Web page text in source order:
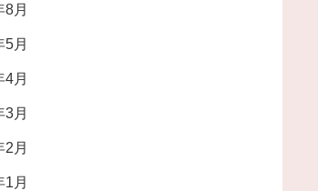
8月
5月
4月
3月
2月
1月